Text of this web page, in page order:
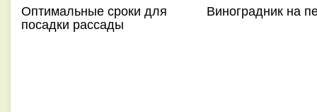
Оптимальные сроки для
посадки рассады
Виноградник на